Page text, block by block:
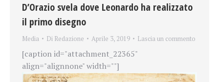
D’Orazio svela dove Leonardo ha realizzato
il primo disegno
Media Di Redazione Aprile 3, 2019 Lascia un commento
[caption id="attachment_22365"
align="alignnone" width=""]